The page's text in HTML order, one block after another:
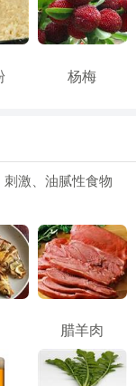
杨梅
激、油腻性食物
腊羊肉